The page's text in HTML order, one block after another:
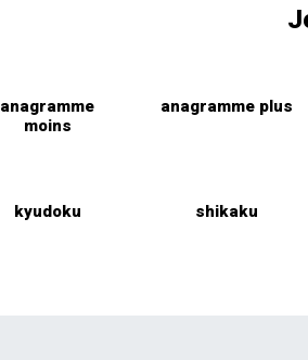
anagramme
moins
anagramme plus
kyudoku shikaku